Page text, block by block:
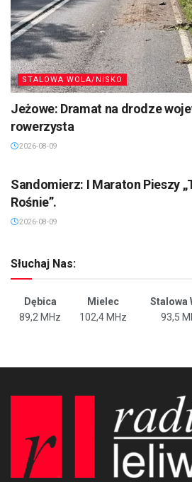
STALOWA WOLA/NISKO
Jeżowe: Dramat na drodze
rowerzysta
2026-08-09
Sandomierz: I Maraton Pieszy
Rośnie”.
2026-08-09
Słuchaj Nas:
Dębica Mielec Stalowa
89,2 MHz
102,4 MHz 93,5